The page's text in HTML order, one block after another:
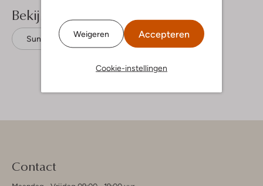
Weigeren Accepteren
Cookie-instellingen
Bekijk meer
Suncoo Katoen
Contact